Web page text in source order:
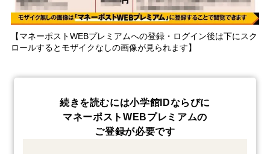
【マネーポストWEBプレミアムへの登録・ログイン後は下にスク
ロールするとモザイクなしの画像が見られます】
続きを読むには小学館IDならびに
マネーポストWEBプレミアムの
ご登録が必要です